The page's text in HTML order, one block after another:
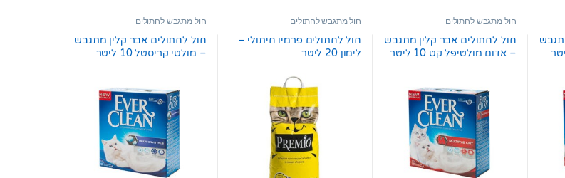
חול מתגבש לחתולים
חול לחתולים אבר קלין מתגבש
– אדום מולטיפל קט 10 ליטר
חול מתגבש לחתולים
חול לחתולים פרמיו חיתולי –
לימון 20 ליטר
חול מתגבש לחתולים
חול לחתולים אבר קלין מתגבש
– מולטי קריסטל 10 ליטר